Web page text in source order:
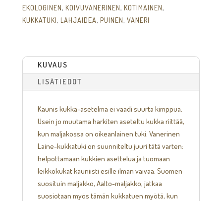
EKOLOGINEN, KOIVUVANERINEN, KOTIMAINEN,
KUKKATUKI, LAHJAIDEA, PUINEN, VANERI
KUVAUS
LISÄTIEDOT
Kaunis kukka-asetelma ei vaadi suurta kimppua.
Usein jo muutama harkiten aseteltu kukka riittää,
kun maljakossa on oikeanlainen tuki. Vanerinen
Laine-kukkatuki on suunniteltu juuri tätä varten:
helpottamaan kukkien asettelua ja tuomaan
leikkokukat kauniisti esille ilman vaivaa. Suomen
suosituin maljakko, Aalto-maljakko, jatkaa
suosiotaan myös tämän kukkatuen myötä, kun